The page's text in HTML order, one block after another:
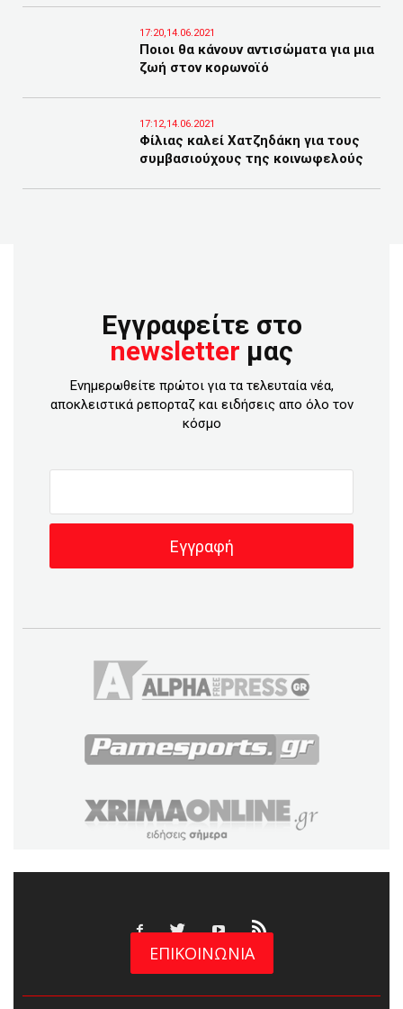
17:20,14.06.2021
Ποιοι θα κάνουν αντισώματα για μια
ζωή στον κορωνοϊό
17:12,14.06.2021
Φίλιας καλεί Χατζηδάκη για τους
συμβασιούχους της κοινωφελούς
Εγγραφείτε στο
newsletter μας
Ενημερωθείτε πρώτοι για τα τελευταία νέα,
αποκλειστικά ρεπορταζ και ειδήσεις απο όλο τον
κόσμο
ΕΠΙΚΟΙΝΩΝΙΑ